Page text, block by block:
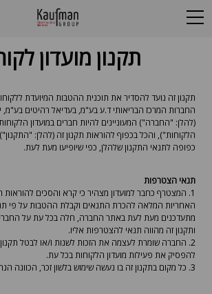
תקנון מועדון
תקנון זה נועד להסדיר את תוכנית ההטבות המיועדת
החברות המרכז הבריאותי ד.ע בע"מ, בעדיאל רהיטים בע"מ,
(להלן: "החברה") המעוניינים להיות חברים במועדון
הלקוחות"), והכל בכפוף להוראות תקנון זה (להלן:
כפופה לתנאי התקנון שלהלן, כפי שיופיעו מעת לעת.
תנאי הצטרפות
1. המצטרף כחבר למועדון מצהיר כי קרא והסכים להוראות
האחריות המלאה להכרת התנאים וקבלת ההטבות על פי
מתעדכנים מעת לעת באתר החברה, חלה בכל עת על
ותקנון זה מהווה תנאי להצטרפות אליו.
2. החברה שומרת לעצמה את הזכות לשנות ו/או לבטל
להפסיק את פעילות מועדון הלקוחות בכל עת.
3. כל מקום בתקנון זה בו נעשה שימוש בלשון זכר, הכוונה הנה לנשים ולגברים כאחד.